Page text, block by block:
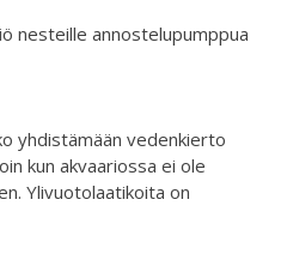
nesteille annostelupumppua
yhdistämään vedenkierto
kun akvaariossa ei ole
Ylivuotolaatikoita on